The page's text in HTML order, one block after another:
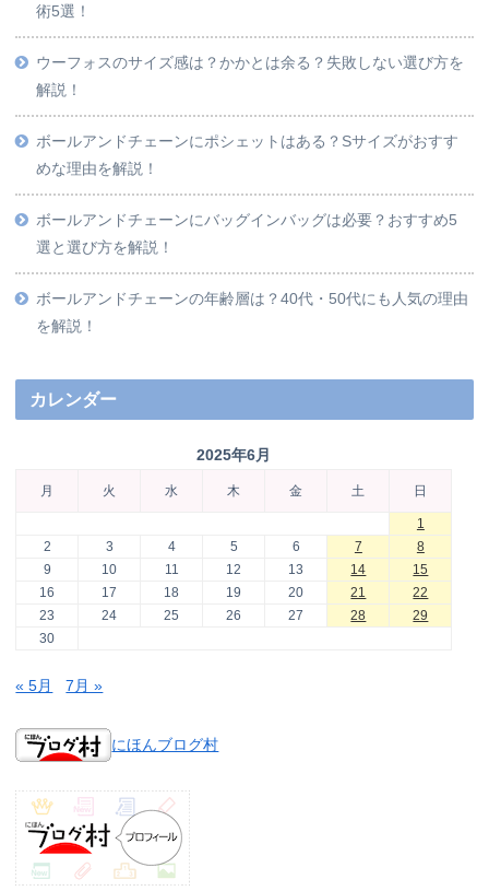
術5選！
ウーフォスのサイズ感は？かかとは余る？失敗しない選び方を
解説！
ボールアンドチェーンにポシェットはある？Sサイズがおすす
めな理由を解説！
ボールアンドチェーンにバッグインバッグは必要？おすすめ5
選と選び方を解説！
ボールアンドチェーンの年齢層は？40代・50代にも人気の理由
を解説！
カレンダー
2025年6月
月 火 水 木 金 土 日
1
2
3 4 5 6 7
8
9
10 11 12 13 14
15
16
17 18 19 20 21
22
23
24 25 26 27 28
29
30
« 5月 7月 »
にほんブログ村